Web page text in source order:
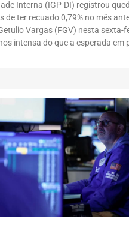
Interna (IGP-DI) registrou
de ter recuado 0,79% no mês
Vargas (FGV) nesta sexta-
intensa do que a esperada em